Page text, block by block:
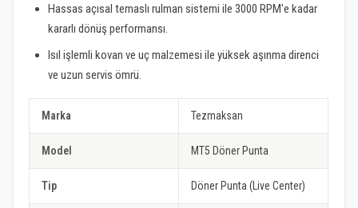
Hassas açısal temaslı rulman sistemi ile 3000 RPM'e kadar
kararlı dönüş performansı.
Isıl işlemli kovan ve uç malzemesi ile yüksek aşınma direnci
ve uzun servis ömrü.
Marka Tezmaksan
Model MT5 Döner Punta
Tip Döner Punta (Live Center)